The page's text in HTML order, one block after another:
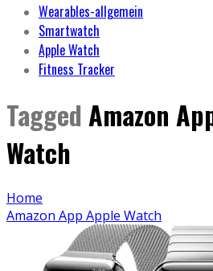
Wearables-allgemein
Smartwatch
Apple Watch
Fitness Tracker
Tagged Amazon
Watch
Home
Amazon App Apple Watch